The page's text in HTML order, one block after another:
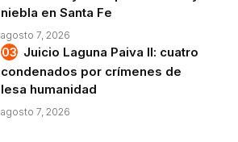
niebla en Santa Fe
agosto 7, 2026
Juicio Laguna Paiva II: cuatro
condenados por crímenes de
lesa humanidad
agosto 7, 2026